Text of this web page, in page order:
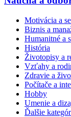
Motivácia a
Biznis a
Humanitné a
História
Životopisy a
Vzťahy a
Zdravie a
Počítače a
Hobby
Umenie a
Ďalšie